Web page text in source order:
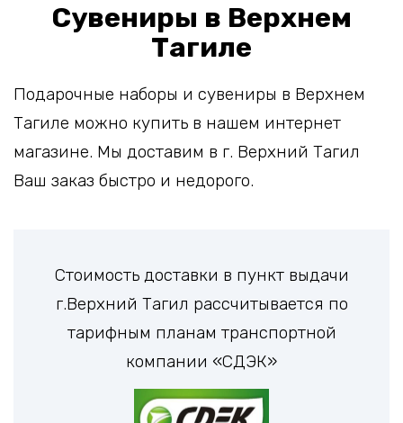
Сувениры в Верхнем
Тагиле
Подарочные наборы и сувениры в Верхнем
Тагиле можно купить в нашем интернет
магазине. Мы доставим в г. Верхний Тагил
Ваш заказ быстро и недорого.
Стоимость доставки в пункт выдачи
г.Верхний Тагил рассчитывается по
тарифным планам транспортной
компании «СДЭК»